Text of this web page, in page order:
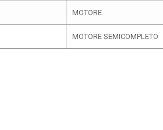
MOTORE
MOTORE SEMICOMPLETO